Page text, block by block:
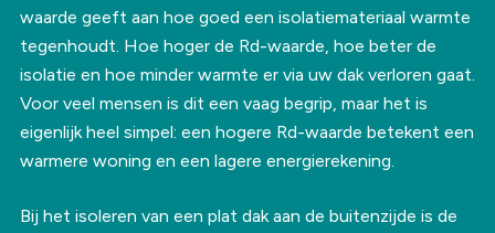
waarde geeft aan hoe goed een isolatiemateriaal warmte
tegenhoudt. Hoe hoger de Rd-waarde, hoe beter de
isolatie en hoe minder warmte er via uw dak verloren gaat.
Voor veel mensen is dit een vaag begrip, maar het is
eigenlijk heel simpel: een hogere Rd-waarde betekent een
warmere woning en een lagere energierekening.
Bij het isoleren van een plat dak aan de buitenzijde is de